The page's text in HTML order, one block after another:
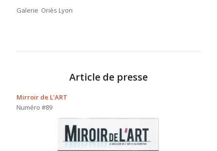
Galerie Oriès Lyon
Article de presse
Mirroir de L’ART
Numéro #89